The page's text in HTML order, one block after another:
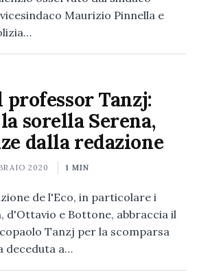
Maurizio Pinnella e
Tanzj:
sorella Serena,
dalla redazione
2020 1 MIN
de l'Eco, in particolare i
d'Ottavio e Bottone, abbraccia il
Tanzj per la scomparsa
deceduta a…